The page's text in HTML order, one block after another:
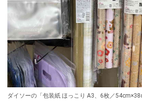
ダイソーの「包装紙 ほっこり A3、6枚／